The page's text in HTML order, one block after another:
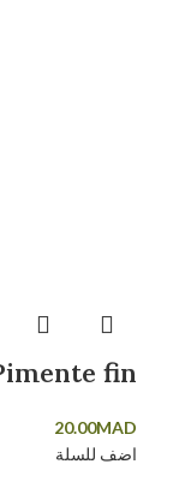
fin
20.00MAD
اضف للسلة